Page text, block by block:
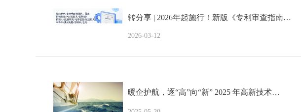
转分享 | 2026年起施行！新版《专利审查指南…
2026-03-12
暖企护航，逐“高”向“新” 2025 年高新技术…